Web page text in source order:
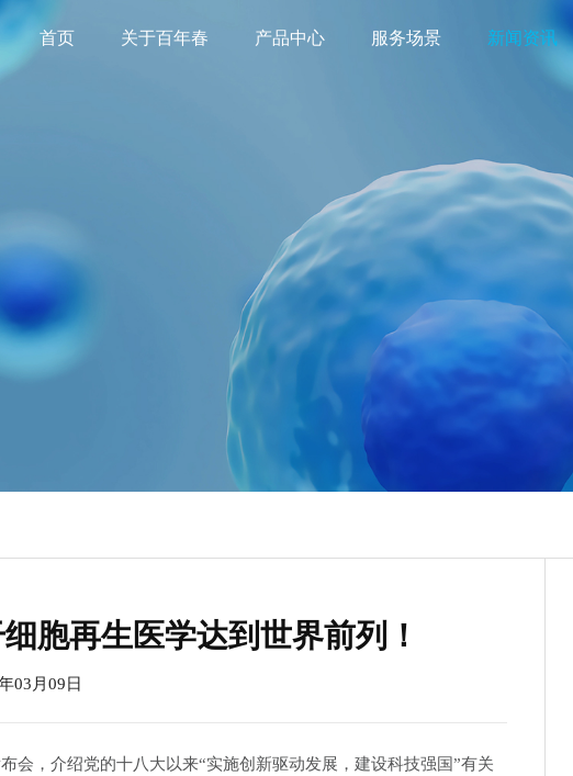
首页 关于百年春 产品中心 服务场景 新闻资讯
胞再生医学达到世界前列！
03月09日
会，介绍党的十八大以来“实施创新驱动发展，建设科技强国”有关